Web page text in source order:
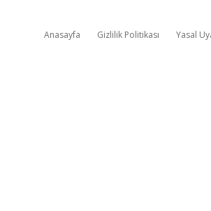
Anasayfa Gizlilik Politikası Yasal